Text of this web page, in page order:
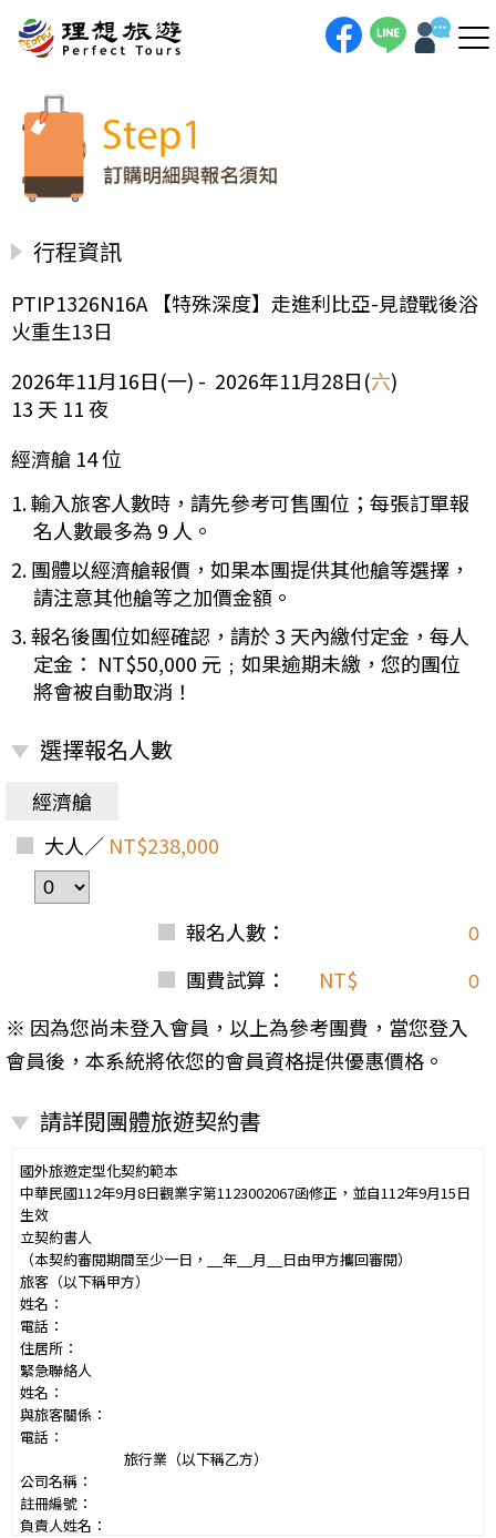
行程資訊
PTIP1326N16A 【特殊深度】走進利比亞-見證戰後浴
火重生13日
2026年11月16日(一) - 2026年11月28日(六)
13 天 11 夜
經濟艙 14 位
1. 輸入旅客人數時，請先參考可售團位；每張訂單報
名人數最多為 9 人。
2. 團體以經濟艙報價，如果本團提供其他艙等選擇，
請注意其他艙等之加價金額。
3. 報名後團位如經確認，請於 3 天內繳付定金，每人
定金： NT$50,000 元﹔如果逾期未繳，您的團位
將會被自動取消！
選擇報名人數
經濟艙
大人／ NT$238,000
報名人數：
團費試算：
NT$
※ 因為您尚未登入會員，以上為參考團費，當您登入
會員後，本系統將依您的會員資格提供優惠價格。
請詳閱團體旅遊契約書
國外旅遊定型化契約範本
中華民國112年9月8日觀業字第1123002067函修正，並自112年9月15日
生效
立契約書人
（本契約審閱期間至少一日，__年__月__日由甲方攜回審閱）
旅客（以下稱甲方）
姓名：
電話：
住居所：
緊急聯絡人
姓名：
與旅客關係：
電話：
旅行業（以下稱乙方）
公司名稱：
註冊編號：
負責人姓名：